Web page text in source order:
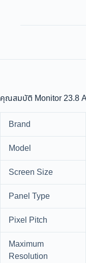
คุณสมบัติ Monitor 23.8
Brand
Model
Screen Size
Panel Type
Pixel Pitch
Maximum
Resolution